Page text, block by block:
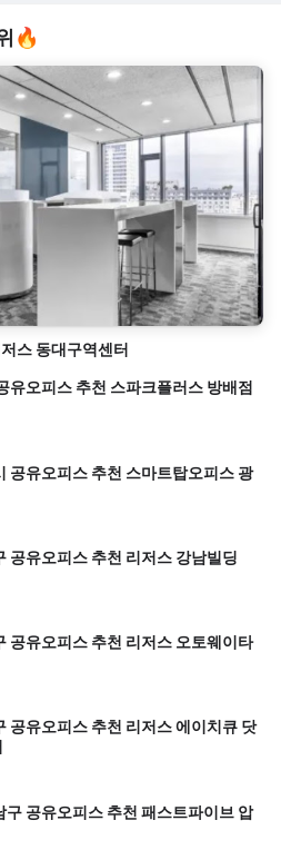
🔥
스 동대구역센터
유오피스 추천 스파크플러스 방배점
공유오피스 추천 스마트탑오피스 광
공유오피스 추천 리저스 강남빌딩
공유오피스 추천 리저스 오토웨이타
공유오피스 추천 리저스 에이치큐 닷
구 공유오피스 추천 패스트파이브 압